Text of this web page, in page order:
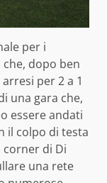
per i
dopo ben
per 2 a 1
una gara che,
essere andati
il colpo di testa
corner di Di
una rete